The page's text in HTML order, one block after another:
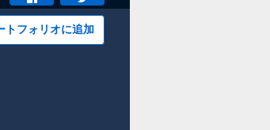
トフォリオに追加